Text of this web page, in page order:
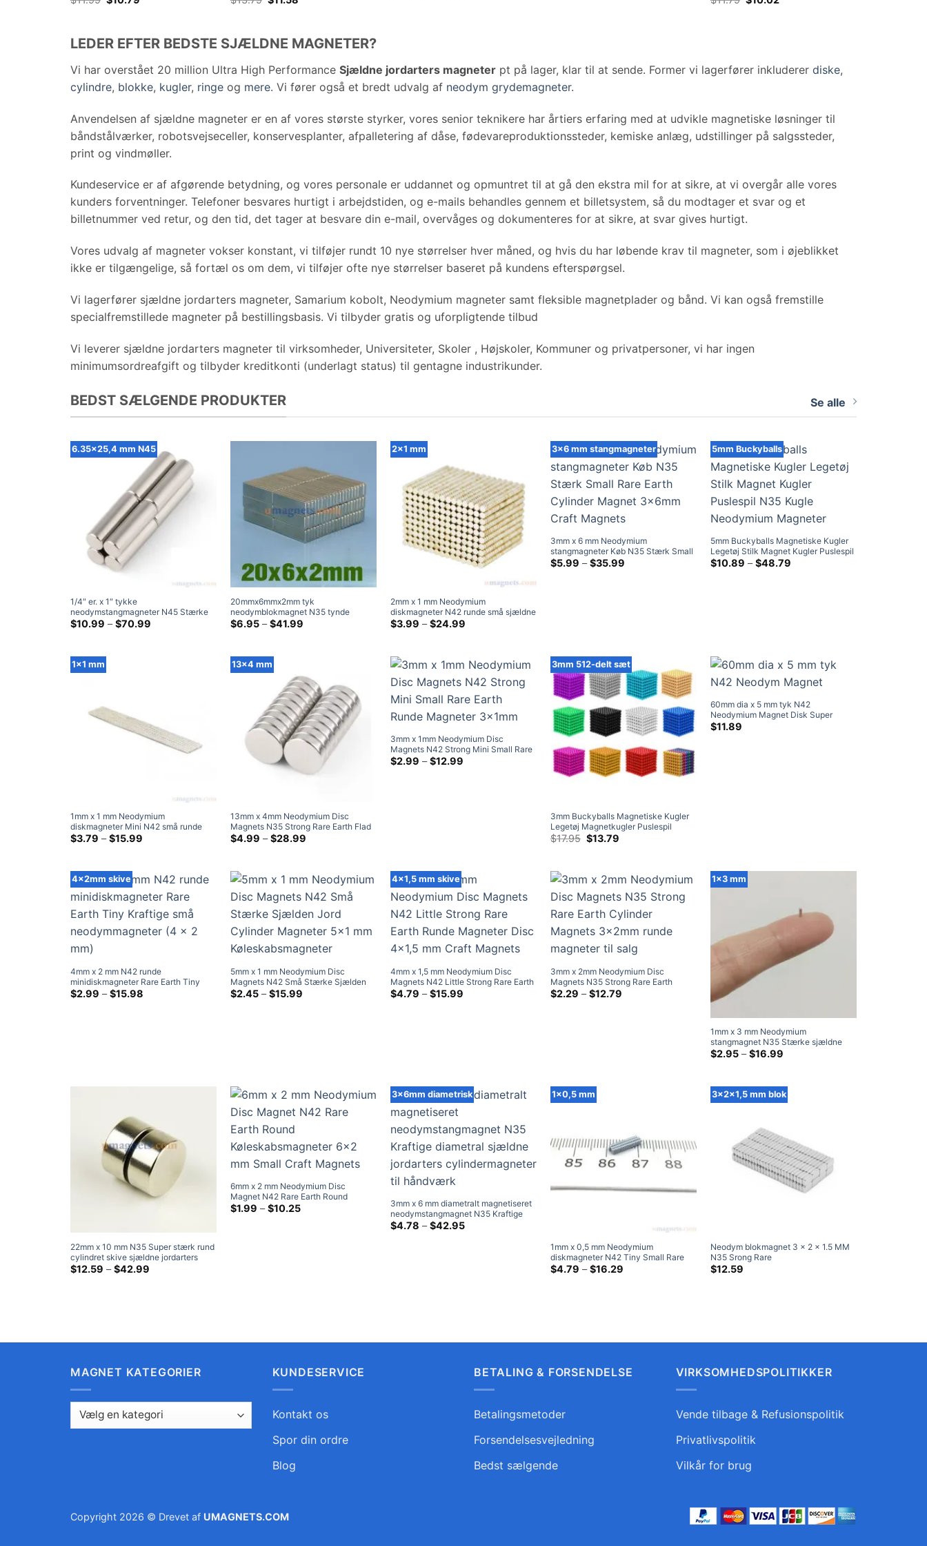
pris
pris
pris
LEDER EFTER BEDSTE SJÆLDNE MAGNETER?
Vi har overstået 20 million Ultra High Performance Sjældne jordarters magneter pt på lager, klar til at sende. Former vi lagerfører inkluderer diske,
cylindre, blokke, kugler, ringe og mere. Vi fører også et bredt udvalg af neodym grydemagneter.
Anvendelsen af ​​sjældne magneter er en af ​​vores største styrker, vores senior teknikere har årtiers erfaring med at udvikle magnetiske løsninger til
båndstålværker, robotsvejseceller, konservesplanter, afpalletering af dåse, fødevareproduktionssteder, kemiske anlæg, udstillinger på salgssteder,
print og vindmøller.
Kundeservice er af afgørende betydning, og vores personale er uddannet og opmuntret til at gå den ekstra mil for at sikre, at vi overgår alle vores
kunders forventninger. Telefoner besvares hurtigt i arbejdstiden, og e-mails behandles gennem et billetsystem, så du modtager et svar og et
billetnummer ved retur, og den tid, det tager at besvare din e-mail, overvåges og dokumenteres for at sikre, at svar gives hurtigt.
Vores udvalg af magneter vokser konstant, vi tilføjer rundt 10 nye størrelser hver måned, og hvis du har løbende krav til magneter, som i øjeblikket
ikke er tilgængelige, så fortæl os om dem, vi tilføjer ofte nye størrelser baseret på kundens efterspørgsel.
Vi lagerfører sjældne jordarters magneter, Samarium kobolt, Neodymium magneter samt fleksible magnetplader og bånd. Vi kan også fremstille
specialfremstillede magneter på bestillingsbasis. Vi tilbyder gratis og uforpligtende tilbud
Vi leverer sjældne jordarters magneter til virksomheder, Universiteter, Skoler , Højskoler, Kommuner og privatpersoner, vi har ingen
minimumsordreafgift og tilbyder kreditkonti (underlagt status) til gentagne industrikunder.
BEDST SÆLGENDE PRODUKTER Se alle
6.35x25,4 mm N45
1/4″ er. x 1″ tykke
neodymstangmagneter N45 Stærke
sjældne jordarters cylindermagneter
$10.99 – $70.99Prisklasse:
20mmx6mmx2mm tyk
neodymblokmagnet N35 tynde
magneter Super stærke rektangulære
$6.95 – $41.99Prisklasse:
2x1 mm
2mm x 1 mm Neodymium
diskmagneter N42 runde små sjældne
jordarter ultra tynde bittesmå 2x1 mm
$3.99 – $24.99Prisklasse:
3x6 mm stangmagneter
3mm x 6 mm Neodymium
stangmagneter Køb N35 Stærk Small
Rare Earth Cylinder Magnet 3x6mm
$5.99 – $35.99Prisklasse:
5mm Buckyballs
5mm Buckyballs Magnetiske Kugler
Legetøj Stilk Magnet Kugler Puslespil
N35 Kugle Neodymium Magneter
$10.89 – $48.79Prisklasse:
1x1 mm
1mm x 1 mm Neodymium
diskmagneter Mini N42 små runde
magneter Tiny sjældne jordarters
$3.79 – $15.99Prisklasse:
13x4 mm
13mm x 4mm Neodymium Disc
Magnets N35 Strong Rare Earth Flad
Magnet Kraftig Craft Magnets Salg
$4.99 – $28.99Prisklasse:
3mm x 1mm Neodymium Disc
Magnets N42 Strong Mini Small Rare
Earth Runde Magneter 3x1mm
$2.99 – $12.99Prisklasse:
3mm 512-delt sæt
3mm Buckyballs Magnetiske Kugler
Legetøj Magnetkugler Puslespil
Neodymium Kuglemagneter 512-delt
$17.95 Oprindelig
$13.79
60mm dia x 5 mm tyk N42
Neodymium Magnet Disk Super
Strong Rare Earth Magnets Engros
$11.89
4x2mm skive
4mm x 2 mm N42 runde
minidiskmagneter Rare Earth Tiny
Kraftige små neodymmagneter (4 x 2
mm)
$2.99 – $15.98Prisklasse:
5mm x 1 mm Neodymium Disc
Magnets N42 Små Stærke Sjælden
Jord Cylinder Magneter 5x1 mm
Køleskabsmagneter
$2.45 – $15.99Prisklasse:
4x1,5 mm skive
4mm x 1,5 mm Neodymium Disc
Magnets N42 Little Strong Rare Earth
Runde Magneter Disc 4×1.5mm
Håndværksmagneter
$4.79 – $15.99Prisklasse:
3mm x 2mm Neodymium Disc
Magnets N35 Strong Rare Earth
Cylinder Magnets 3x2mm runde
magneter til salg
$2.29 – $12.79Prisklasse:
1x3 mm
1mm x 3 mm Neodymium
stangmagnet N35 Stærke sjældne
jordarters cylindermagneter til salg
$2.95 – $16.99Prisklasse:
22mm x 10 mm N35 Super stærk rund
cylindret skive sjældne jordarters
neodymmagneter Nikkelbelagt
magnet køleskab
$12.59 – $42.99Prisklasse:
6mm x 2 mm Neodymium Disc
Magnet N42 Rare Earth Round
Køleskabsmagneter 6x2 mm Small
$1.99 – $10.25Prisklasse:
3x6mm diametrisk
3mm x 6 mm diametralt magnetiseret
neodymstangmagnet N35 Kraftige
diametral sjældne jordarters
$4.78 – $42.95Prisklasse:
1x0,5 mm
1mm x 0,5 mm Neodymium
diskmagneter N42 Tiny Small Rare
Earth Rund 1×0.5mm
Håndværksmagneter
$4.79 – $16.29Prisklasse:
3x2x1,5 mm blok
Neodym blokmagnet 3 x 2 x 1.5 MM
N35 Srong Rare
jordrektangelmagneter til
håndværksmagneter (100 Pakke)
$12.59
MAGNET KATEGORIER KUNDESERVICE
Kontakt os
Spor din ordre
Blog
BETALING & FORSENDELSE
Betalingsmetoder
Forsendelsesvejledning
Bedst sælgende
VIRKSOMHEDSPOLITIKKER
Vende tilbage & Refusionspolitik
Privatlivspolitik
Vilkår for brug
Copyright 2026 © Drevet af UMAGNETS.COM